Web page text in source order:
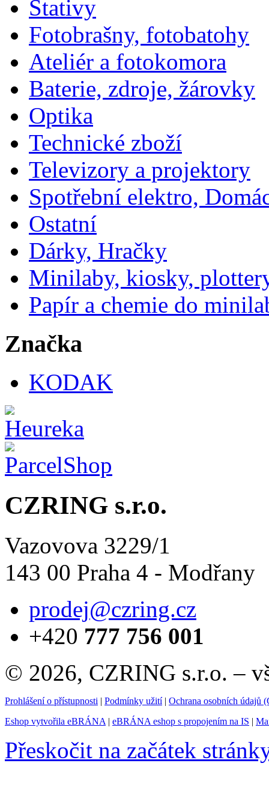
Stativy
Fotobrašny, fotobatohy
Ateliér a fotokomora
Baterie, zdroje, žárovky
Optika
Technické zboží
Televizory a projektory
Spotřební elektro,
Ostatní
Dárky, Hračky
Minilaby, kiosky,
Papír a chemie do
Značka
KODAK
CZRING s.r.o.
Vazovova 3229/1
143 00 Praha 4 - Modřany
prodej@czring.cz
+420 777 756 001
© 2026, CZRING s.r.o. –
Prohlášení o přístupnosti | Podmínky užití| Ochrana osobních údajů
Eshop vytvořila eBRÁNA | eBRÁNA eshop s propojením na IS |
Přeskočit na začátek